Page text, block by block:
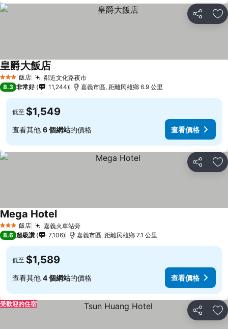
分享 加
3 星級 飯店 鄰近文化路夜市
皇爵大飯店
8.3 非常好 11,244 嘉義市區, 距離民雄鄉 6.9 公里
低至 $1,549
查看其他 6 個網站的價格 查看價格
分享 加
3 星級 飯店 嘉義火車站旁
Mega Hotel
8.6 超級讚 7,106 嘉義市區, 距離民雄鄉 7.1 公里
低至 $1,589
查看其他 4 個網站的價格 查看價格
分享 加
受歡迎的住宿